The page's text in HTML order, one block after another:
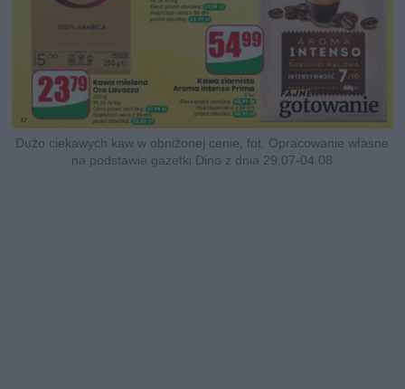
Dużo ciekawych kaw w obniżonej cenie, fot. Opracowanie własne
na podstawie gazetki Dino z dnia 29.07-04.08